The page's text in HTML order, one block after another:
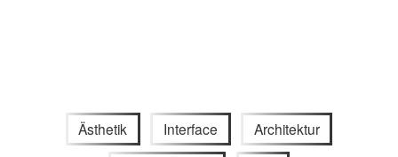
Ästhetik Interface Architektur